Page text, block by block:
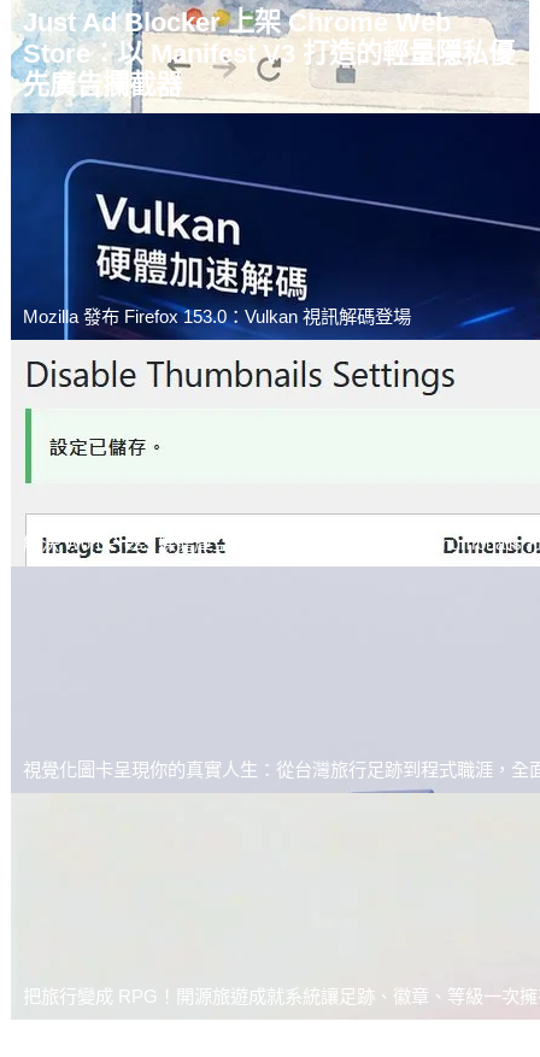
Just Ad Blocker 上架 Chrome Web
Store：以 Manifest V3 打造的輕量隱私優
先廣告攔截器
Mozilla 發布 Firefox 153.0：Vulkan 視訊解碼登場
解決 WordPress 媒體庫空間膨脹：使用 Disable All Thumbnails
視覺化圖卡呈現你的真實人生：從台灣旅行足跡到程式職涯，全
把旅行變成 RPG！開源旅遊成就系統讓足跡、徽章、等級一次